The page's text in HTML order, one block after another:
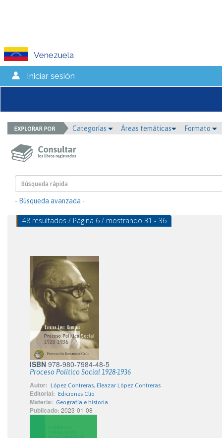
Venezuela
Iniciar sesión
Categorías Áreas temáticas Formato
- Búsqueda avanzada -
48 resultados / Página 6 / mostrando 31 - 36
ISBN 978-980-7984-48-5
Proceso Político Social 1928-1936
Autor: López Contreras, Eleazar López Contreras
Editorial: Ediciones Clío
Materia: Geografía e historia
Publicado: 2023-01-08